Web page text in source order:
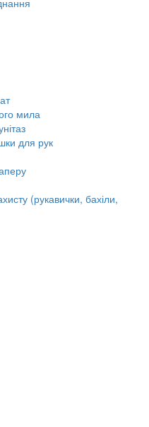
мила
для рук
(рукавички, бахіли,